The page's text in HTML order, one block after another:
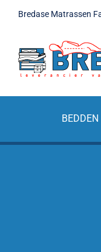
Bredase Matrassen
BEDDEN